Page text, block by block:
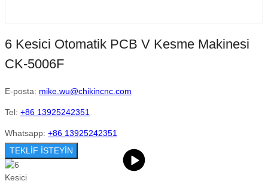
6 Kesici Otomatik PCB V Kesme Makinesi
CK-5006F
E-posta: mike.wu@chikincnc.com
Tel: +86 13925242351
Whatsapp: +86 13925242351
TEKLİF İSTEYİN